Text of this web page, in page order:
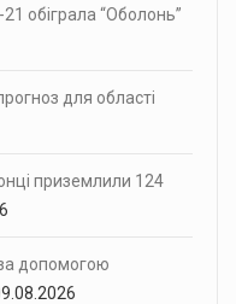
обіграла “Оболонь”
для області
приземлили 124
допомогою